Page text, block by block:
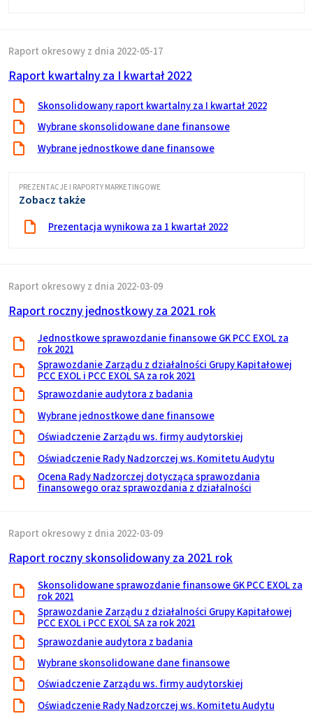
Raport okresowy z dnia 2022-05-17
Raport kwartalny za I kwartał 2022
Skonsolidowany raport kwartalny za I kwartał 2022
Wybrane skonsolidowane dane finansowe
Wybrane jednostkowe dane finansowe
PREZENTACJE I RAPORTY MARKETINGOWE
Zobacz także
Prezentacja wynikowa za 1 kwartał 2022
Raport okresowy z dnia 2022-03-09
Raport roczny jednostkowy za 2021 rok
Jednostkowe sprawozdanie finansowe GK PCC EXOL za
rok 2021
Sprawozdanie Zarządu z działalności Grupy Kapitałowej
PCC EXOL i PCC EXOL SA za rok 2021
Sprawozdanie audytora z badania
Wybrane jednostkowe dane finansowe
Oświadczenie Zarządu ws. firmy audytorskiej
Oświadczenie Rady Nadzorczej ws. Komitetu Audytu
Ocena Rady Nadzorczej dotycząca sprawozdania
finansowego oraz sprawozdania z działalności
Raport okresowy z dnia 2022-03-09
Raport roczny skonsolidowany za 2021 rok
Skonsolidowane sprawozdanie finansowe GK PCC EXOL za
rok 2021
Sprawozdanie Zarządu z działalności Grupy Kapitałowej
PCC EXOL i PCC EXOL SA za rok 2021
Sprawozdanie audytora z badania
Wybrane skonsolidowane dane finansowe
Oświadczenie Zarządu ws. firmy audytorskiej
Oświadczenie Rady Nadzorczej ws. Komitetu Audytu